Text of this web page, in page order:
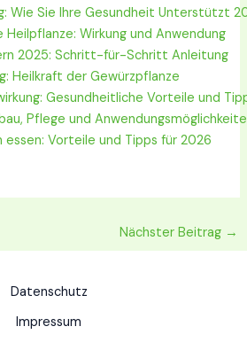
Wie Sie Ihre Gesundheit Unterstützt
Heilpflanze: Wirkung und Anwendung
2025: Schritt-für-Schritt Anleitung
Heilkraft der Gewürzpflanze
Gesundheitliche Vorteile und
Pflege und
Vorteile und Tipps für 2026
Nächster Beitrag →
Datenschutz
Impressum